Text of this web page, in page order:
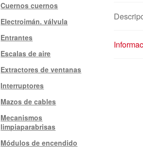
Cuernos cuernos
Electroimán. válvula
Entrantes
Escalas de aire
Extractores de ventanas
Interruptores
Mazos de cables
Mecanismos
limpiaparabrisas
Módulos de encendido